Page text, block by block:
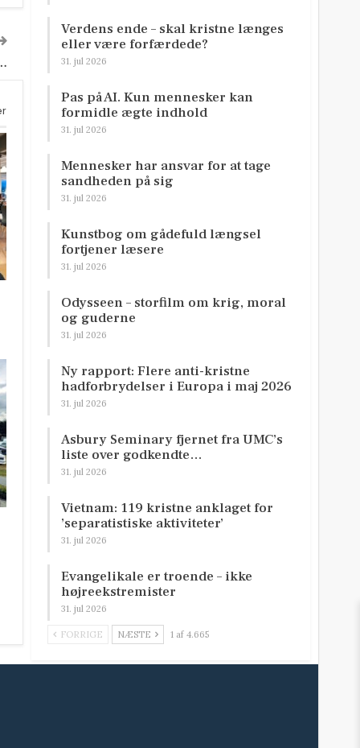
Verdens ende – skal kristne længes
eller være forfærdede?
31. jul 2026
Pas på AI. Kun mennesker kan
formidle ægte indhold
31. jul 2026
Mennesker har ansvar for at tage
sandheden på sig
31. jul 2026
Kunstbog om gådefuld længsel
fortjener læsere
31. jul 2026
Odysseen – storfilm om krig, moral
og guderne
31. jul 2026
Ny rapport: Flere anti-kristne
hadforbrydelser i Europa i maj 2026
31. jul 2026
Asbury Seminary fjernet fra UMC’s
liste over godkendte…
31. jul 2026
Vietnam: 119 kristne anklaget for
’separatistiske aktiviteter’
31. jul 2026
Evangelikale er troende – ikke
højreekstremister
31. jul 2026
FORRIGE NÆSTE 1 af 4.665